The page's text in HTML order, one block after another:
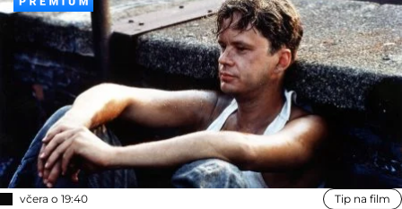
včera o 19:40 Tip na film